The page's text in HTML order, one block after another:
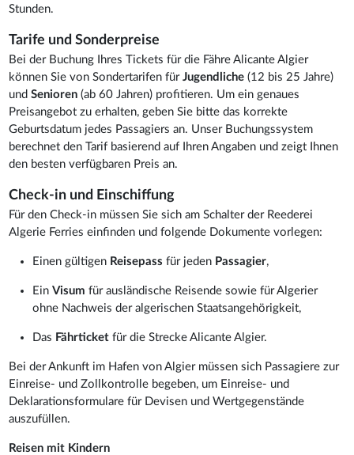
Stunden.
Tarife und Sonderpreise
Bei der Buchung Ihres Tickets für die Fähre Alicante Algier
können Sie von Sondertarifen fürJugendliche(12 bis 25 Jahre)
undSenioren(ab 60 Jahren) profitieren. Um ein genaues
Preisangebot zu erhalten, geben Sie bitte das korrekte
Geburtsdatum jedes Passagiers an. Unser Buchungssystem
berechnet den Tarif basierend auf Ihren Angaben und zeigt Ihnen
den besten verfügbaren Preis an.
Check-in und Einschiffung
Für den Check-in müssen Sie sich am Schalter der Reederei
Algerie Ferries einfinden und folgende Dokumente vorlegen:
Einen gültigen Reisepassfür jeden Passagier,
EinVisumfür ausländische Reisende sowie für Algerier
ohne Nachweis der algerischen Staatsangehörigkeit,
Das Fährticketfür die Strecke Alicante Algier.
Bei der Ankunft im Hafen von Algier müssen sich Passagiere zur
Einreise- und Zollkontrolle begeben, um Einreise- und
Deklarationsformulare für Devisen und Wertgegenstände
auszufüllen.
Reisen mit Kindern